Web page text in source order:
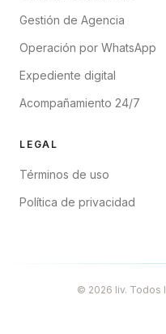
Gestión de Agencia
Operación por WhatsApp
Expediente digital
Acompañamiento 24/7
LEGAL
Términos de uso
Política de privacidad
© 2026 liv. Todos